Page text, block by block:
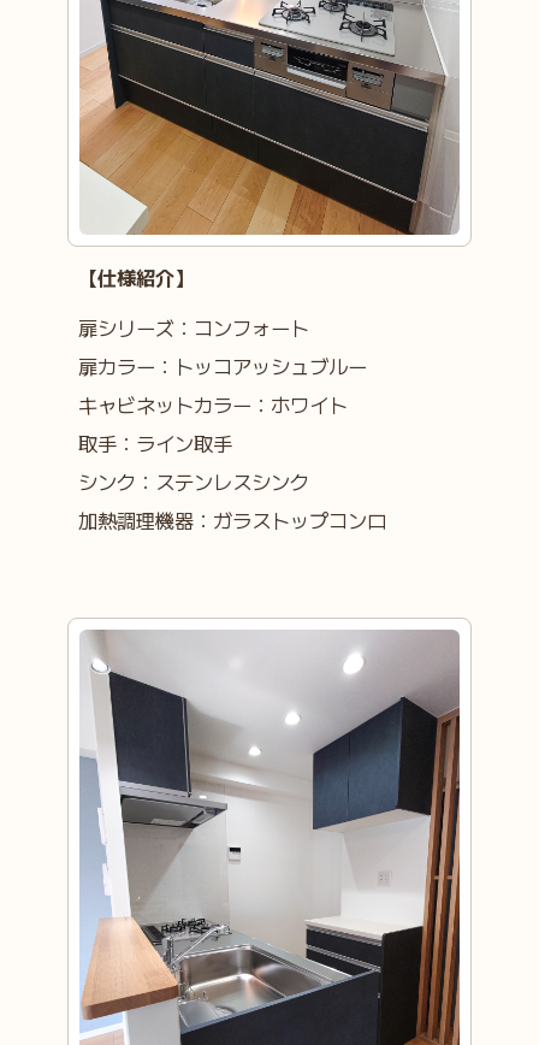
【仕様紹介】
扉シリーズ：コンフォート
扉カラー：トッコアッシュブルー
キャビネットカラー：ホワイト
取手：ライン取手
シンク：ステンレスシンク
加熱調理機器：ガラストップコンロ